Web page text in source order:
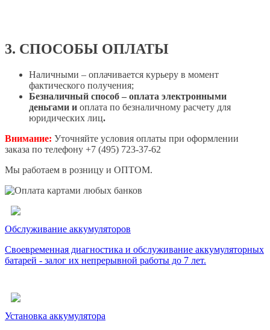
3. СПОСОБЫ ОПЛАТЫ
Наличными – оплачивается курьеру в момент
фактического получения;
Безналичный способ – оплата электронными
деньгами и оплата по безналичному расчету для
юридических лиц.
Внимание: Уточняйте условия оплаты при оформлении
заказа по телефону +7 (495) 723-37-62
Мы работаем в розницу и ОПТОМ.
Обслуживание аккумуляторов
Своевременная диагностика и обслуживание аккумуляторных
батарей - залог их непрерывной работы до 7 лет.
Установка аккумулятора